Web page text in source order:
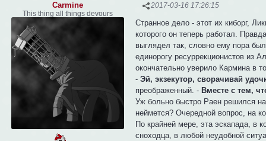
2017-03-16 17:26:15
Carmine
This thing all things devours
Странное дело - этот их киборг,
которого он теперь работал.
выглядел так, словно ему пора
единорогу ресуррекционистов из
окончательно уверило Кармина в
- Эй, экзекутор, сворачивай
преображенный. - Вместе с тем,
Уж больно быстро Раен решился
неймется? Очередной вопрос, на
По крайней мере, эта эскапада, в
сноходца, в любой неудобной